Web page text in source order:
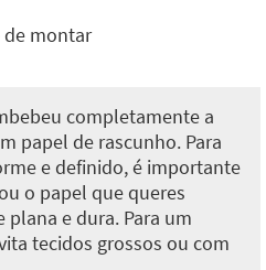
de montar
completamente a
papel de rascunho. Para
e definido, é importante
o papel que queres
e dura. Para um
tecidos grossos ou com